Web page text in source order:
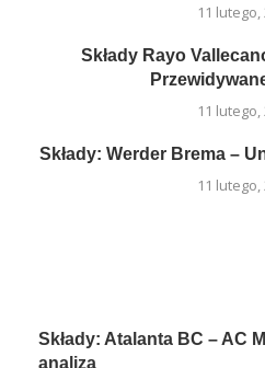
11 lutego,
Składy Rayo
11 lutego,
Składy: Werder Brema –
11 lutego,
Składy: Atalanta BC – AC
analiza